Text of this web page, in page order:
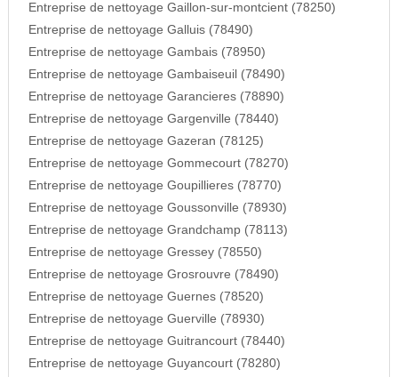
Entreprise de nettoyage Gaillon-sur-montcient (78250)
Entreprise de nettoyage Galluis (78490)
Entreprise de nettoyage Gambais (78950)
Entreprise de nettoyage Gambaiseuil (78490)
Entreprise de nettoyage Garancieres (78890)
Entreprise de nettoyage Gargenville (78440)
Entreprise de nettoyage Gazeran (78125)
Entreprise de nettoyage Gommecourt (78270)
Entreprise de nettoyage Goupillieres (78770)
Entreprise de nettoyage Goussonville (78930)
Entreprise de nettoyage Grandchamp (78113)
Entreprise de nettoyage Gressey (78550)
Entreprise de nettoyage Grosrouvre (78490)
Entreprise de nettoyage Guernes (78520)
Entreprise de nettoyage Guerville (78930)
Entreprise de nettoyage Guitrancourt (78440)
Entreprise de nettoyage Guyancourt (78280)